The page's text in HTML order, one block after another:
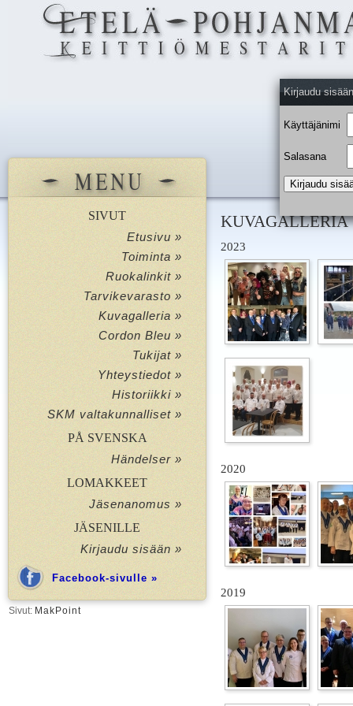
SIVUT
Etusivu »
Toiminta »
Ruokalinkit »
Tarvikevarasto »
Kuvagalleria »
Cordon Bleu »
Tukijat »
Yhteystiedot »
Historiikki »
SKM valtakunnalliset »
PÅ SVENSKA
Händelser »
LOMAKKEET
Jäsenanomus »
JÄSENILLE
Kirjaudu sisään »
Facebook-sivulle »
Sivut: MakPoint
Kirjaudu sisään
Käyttäjänimi
Salasana
KUVAGALLERIA
2023
2020
2019